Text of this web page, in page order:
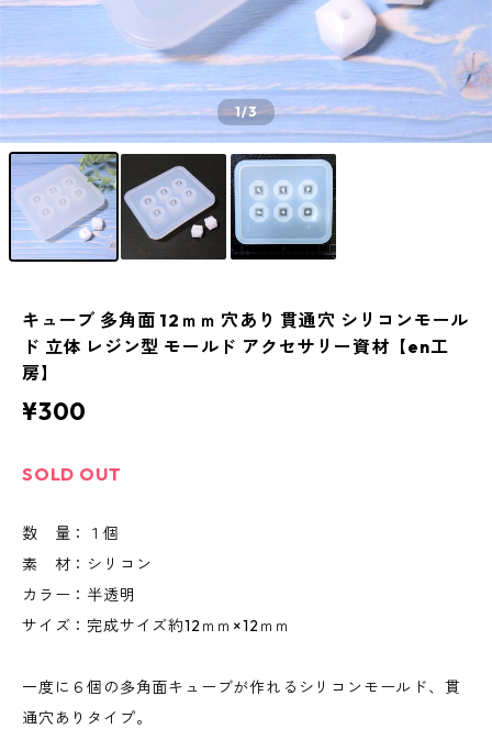
1/3
キューブ 多角面 12ｍｍ 穴あり 貫通穴 シリコンモール
ド 立体 レジン型 モールド アクセサリー資材【en工
房】
¥300
SOLD OUT
数 量：１個
素 材：シリコン
カラー：半透明
サイズ：完成サイズ約12ｍｍ×12ｍｍ
一度に６個の多角面キューブが作れるシリコンモールド、貫
通穴ありタイプ。